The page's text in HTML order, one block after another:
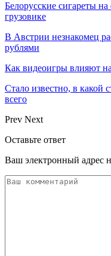
Белорусские сигареты
грузовике
В Австрии незнакомец
рублями
Как видеоигры влияют
Стало известно, в
всего
Prev Next
Оставьте ответ
Ваш электронный адрес